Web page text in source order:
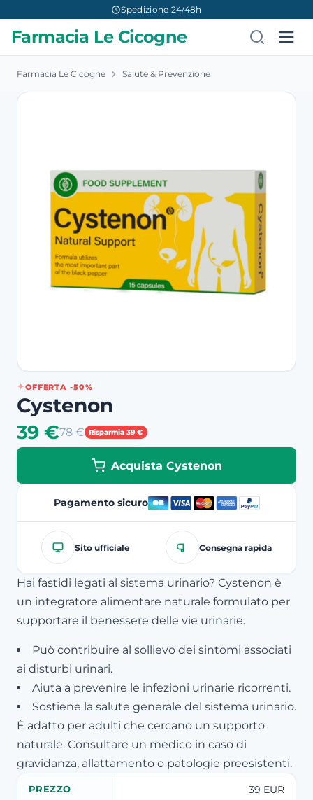
Spedizione 24/48h
Farmacia Le Cicogne
Farmacia Le Cicogne Salute & Prevenzione
OFFERTA -50%
Cystenon
39 €78 € Risparmia 39 €
Acquista Cystenon
Pagamento sicuro
Sito ufficiale Consegna rapida
Hai fastidi legati al sistema urinario? Cystenon è
un integratore alimentare naturale formulato per
supportare il benessere delle vie urinarie.
Può contribuire al sollievo dei sintomi associati
ai disturbi urinari.
Aiuta a prevenire le infezioni urinarie ricorrenti.
Sostiene la salute generale del sistema urinario.
È adatto per adulti che cercano un supporto
naturale. Consultare un medico in caso di
gravidanza, allattamento o patologie preesistenti.
PREZZO 39 EUR